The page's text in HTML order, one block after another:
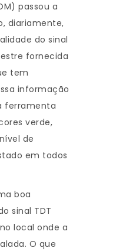
passou a
diariamente,
do sinal
fornecida
tem
informação
ferramenta
verde,
de
em todos
boa
sinal TDT
local onde a
O que